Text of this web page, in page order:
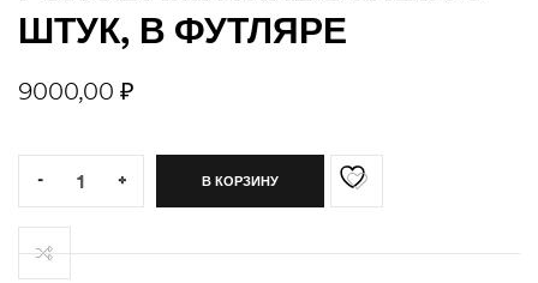
ШТУК, В ФУТЛЯРЕ
9000,00 ₽
- + В КОРЗИНУ